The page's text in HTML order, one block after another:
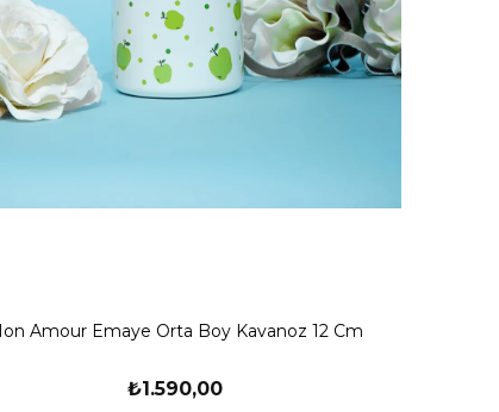
Amour Emaye Orta Boy Kavanoz 12 Cm
₺1.590,00